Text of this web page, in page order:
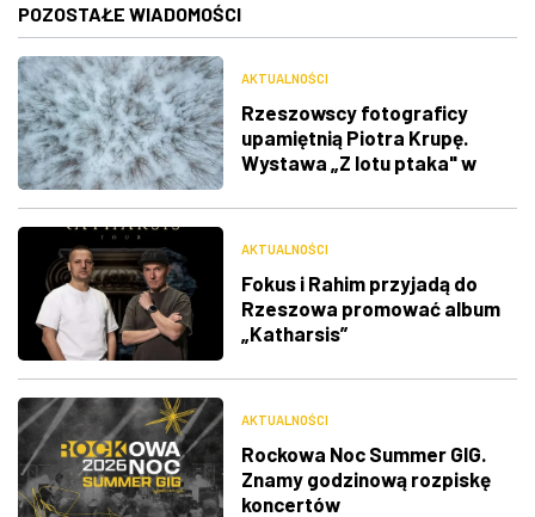
POZOSTAŁE WIADOMOŚCI
AKTUALNOŚCI
Rzeszowscy fotograficy
upamiętnią Piotra Krupę.
Wystawa „Z lotu ptaka" w
AKTUALNOŚCI
Fokus i Rahim przyjadą do
Rzeszowa promować album
„Katharsis”
AKTUALNOŚCI
Rockowa Noc Summer GIG.
Znamy godzinową rozpiskę
koncertów